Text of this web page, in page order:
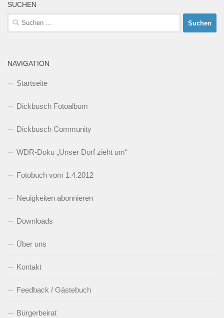
SUCHEN
Suchen
nach:
NAVIGATION
Startseite
Dickbusch Fotoalbum
Dickbusch Community
WDR-Doku „Unser Dorf zieht um“
Fotobuch vom 1.4.2012
Neuigkeiten abonnieren
Downloads
Über uns
Kontakt
Feedback / Gästebuch
Bürgerbeirat